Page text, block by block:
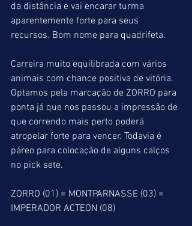
da distância e vai encarar turma
aparentemente forte para seus
recursos. Bom nome para quadrifeta.
Carreira muito equilibrada com vários
animais com chance positiva de vitória.
Optamos pela marcação de ZORRO para
ponta já que nos passou a impressão de
que correndo mais perto poderá
atropelar forte para vencer. Todavia é
páreo para colocação de alguns calços
no pick sete.
ZORRO (01) = MONTPARNASSE (03) =
IMPERADOR ACTEON (08)